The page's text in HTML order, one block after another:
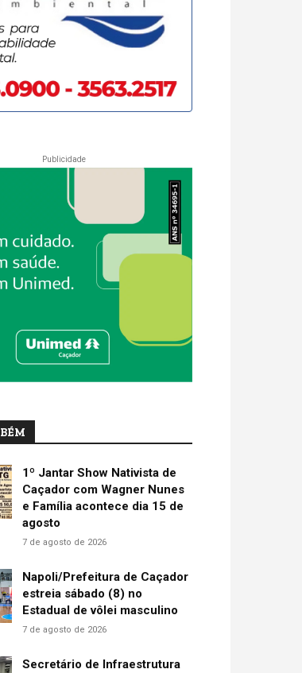
Publicidade
1º Jantar Show Nativista de
Caçador com Wagner Nunes
e Família acontece dia 15 de
agosto
7 de agosto de 2026
Napoli/Prefeitura de Caçador
estreia sábado (8) no
Estadual de vôlei masculino
7 de agosto de 2026
Secretário de Infraestrutura